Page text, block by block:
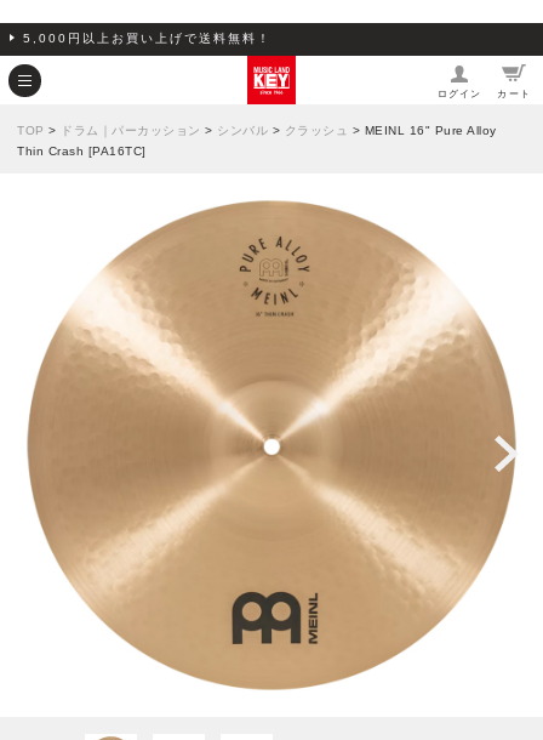
5,000円以上お買い上げで送料無料！
ログイン カート
TOP > ドラム｜パーカッション > シンバル > クラッシュ
> MEINL 16" Pure Alloy
Thin Crash [PA16TC]